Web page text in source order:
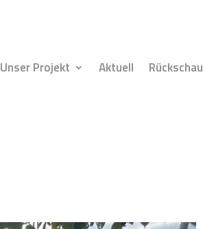
Unser Projekt Aktuell Rückschau